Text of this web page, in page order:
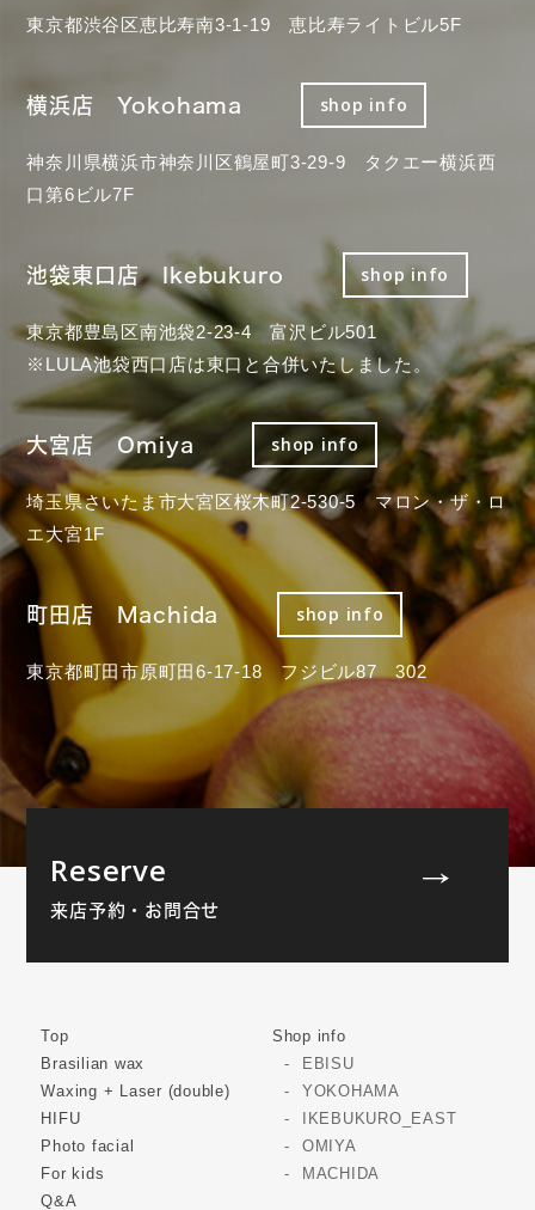
東京都渋谷区恵比寿南3-1-19 恵比寿ライトビル5F
横浜店 Yokohama shop info
神奈川県横浜市神奈川区鶴屋町3-29-9 タクエー横浜西
口第6ビル7F
池袋東口店 Ikebukuro shop info
東京都豊島区南池袋2-23-4 富沢ビル501
※LULA池袋西口店は東口と合併いたしました。
大宮店 Omiya shop info
埼玉県さいたま市大宮区桜木町2-530-5 マロン・ザ・ロ
エ大宮1F
町田店 Machida shop info
東京都町田市原町田6-17-18 フジビル87 302
Reserve
来店予約・お問合せ
Top
Brasilian wax
Waxing + Laser (double)
HIFU
Photo facial
For kids
Q&A
Shop info
EBISU
YOKOHAMA
IKEBUKURO_EAST
OMIYA
MACHIDA